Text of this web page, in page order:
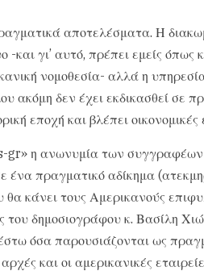
αποτελέσματα. Η
γι’ αυτό, πρέπει εμείς όπως
νομοθεσία- αλλά η
ακόμη δεν έχει εκδικασθεί σε
εποχή και βλέπει οικονομικές
η ανωνυμία των συγγραφέων
ένα πραγματικό αδίκημα
κάνει τους Αμερικανούς
του δημοσιογράφου κ. Βασίλη
όσα παρουσιάζονται ως
και οι αμερικανικές